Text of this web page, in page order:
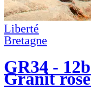
Liberté
Bretagne
GR34 -
Granit